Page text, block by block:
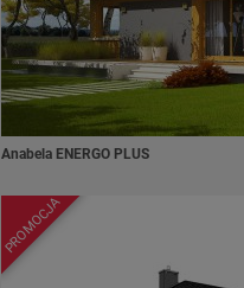
Anabela ENERGO PLUS
PROMOCJA